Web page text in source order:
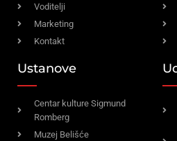
Voditelji
Marketing
Kontakt
Ustanove
Centar kulture Sigmund
Romberg
Muzej Belišće